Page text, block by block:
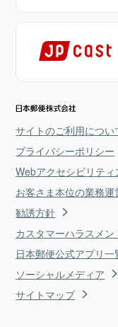
サイトのご利用につい
プライバシーポリシー
Webアクセシビリティ
お客さま本位の業務
勧誘方針
カスタマーハラスメ
日本郵便公式アプリ一
ソーシャルメディア
サイトマップ